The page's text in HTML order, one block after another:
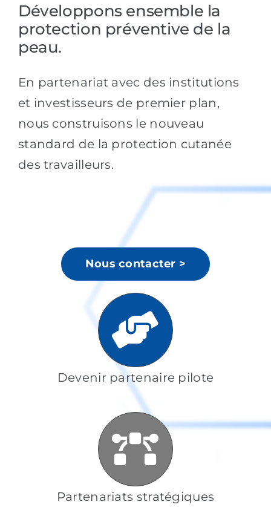
Développons ensemble la
protection préventive de la
peau.
En partenariat avec des institutions
et investisseurs de premier plan,
nous construisons le nouveau
standard de la protection cutanée
des travailleurs.
Nous contacter >
Devenir partenaire pilote
Partenariats stratégiques